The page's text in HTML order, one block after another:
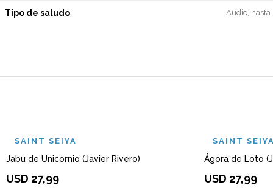
Tipo de saludo Audio,
SAINT SEIYA
Jabu de Unicornio (Javier Rivero)
USD 27,99
SAINT
Ágora de Loto
USD 27,99